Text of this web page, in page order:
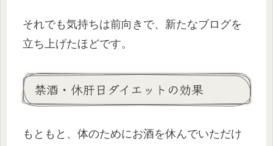
それでも気持ちは前向きで、新たなブログを
立ち上げたほどです。
禁酒・休肝日ダイエットの効果
もともと、体のためにお酒を休んでいただけ